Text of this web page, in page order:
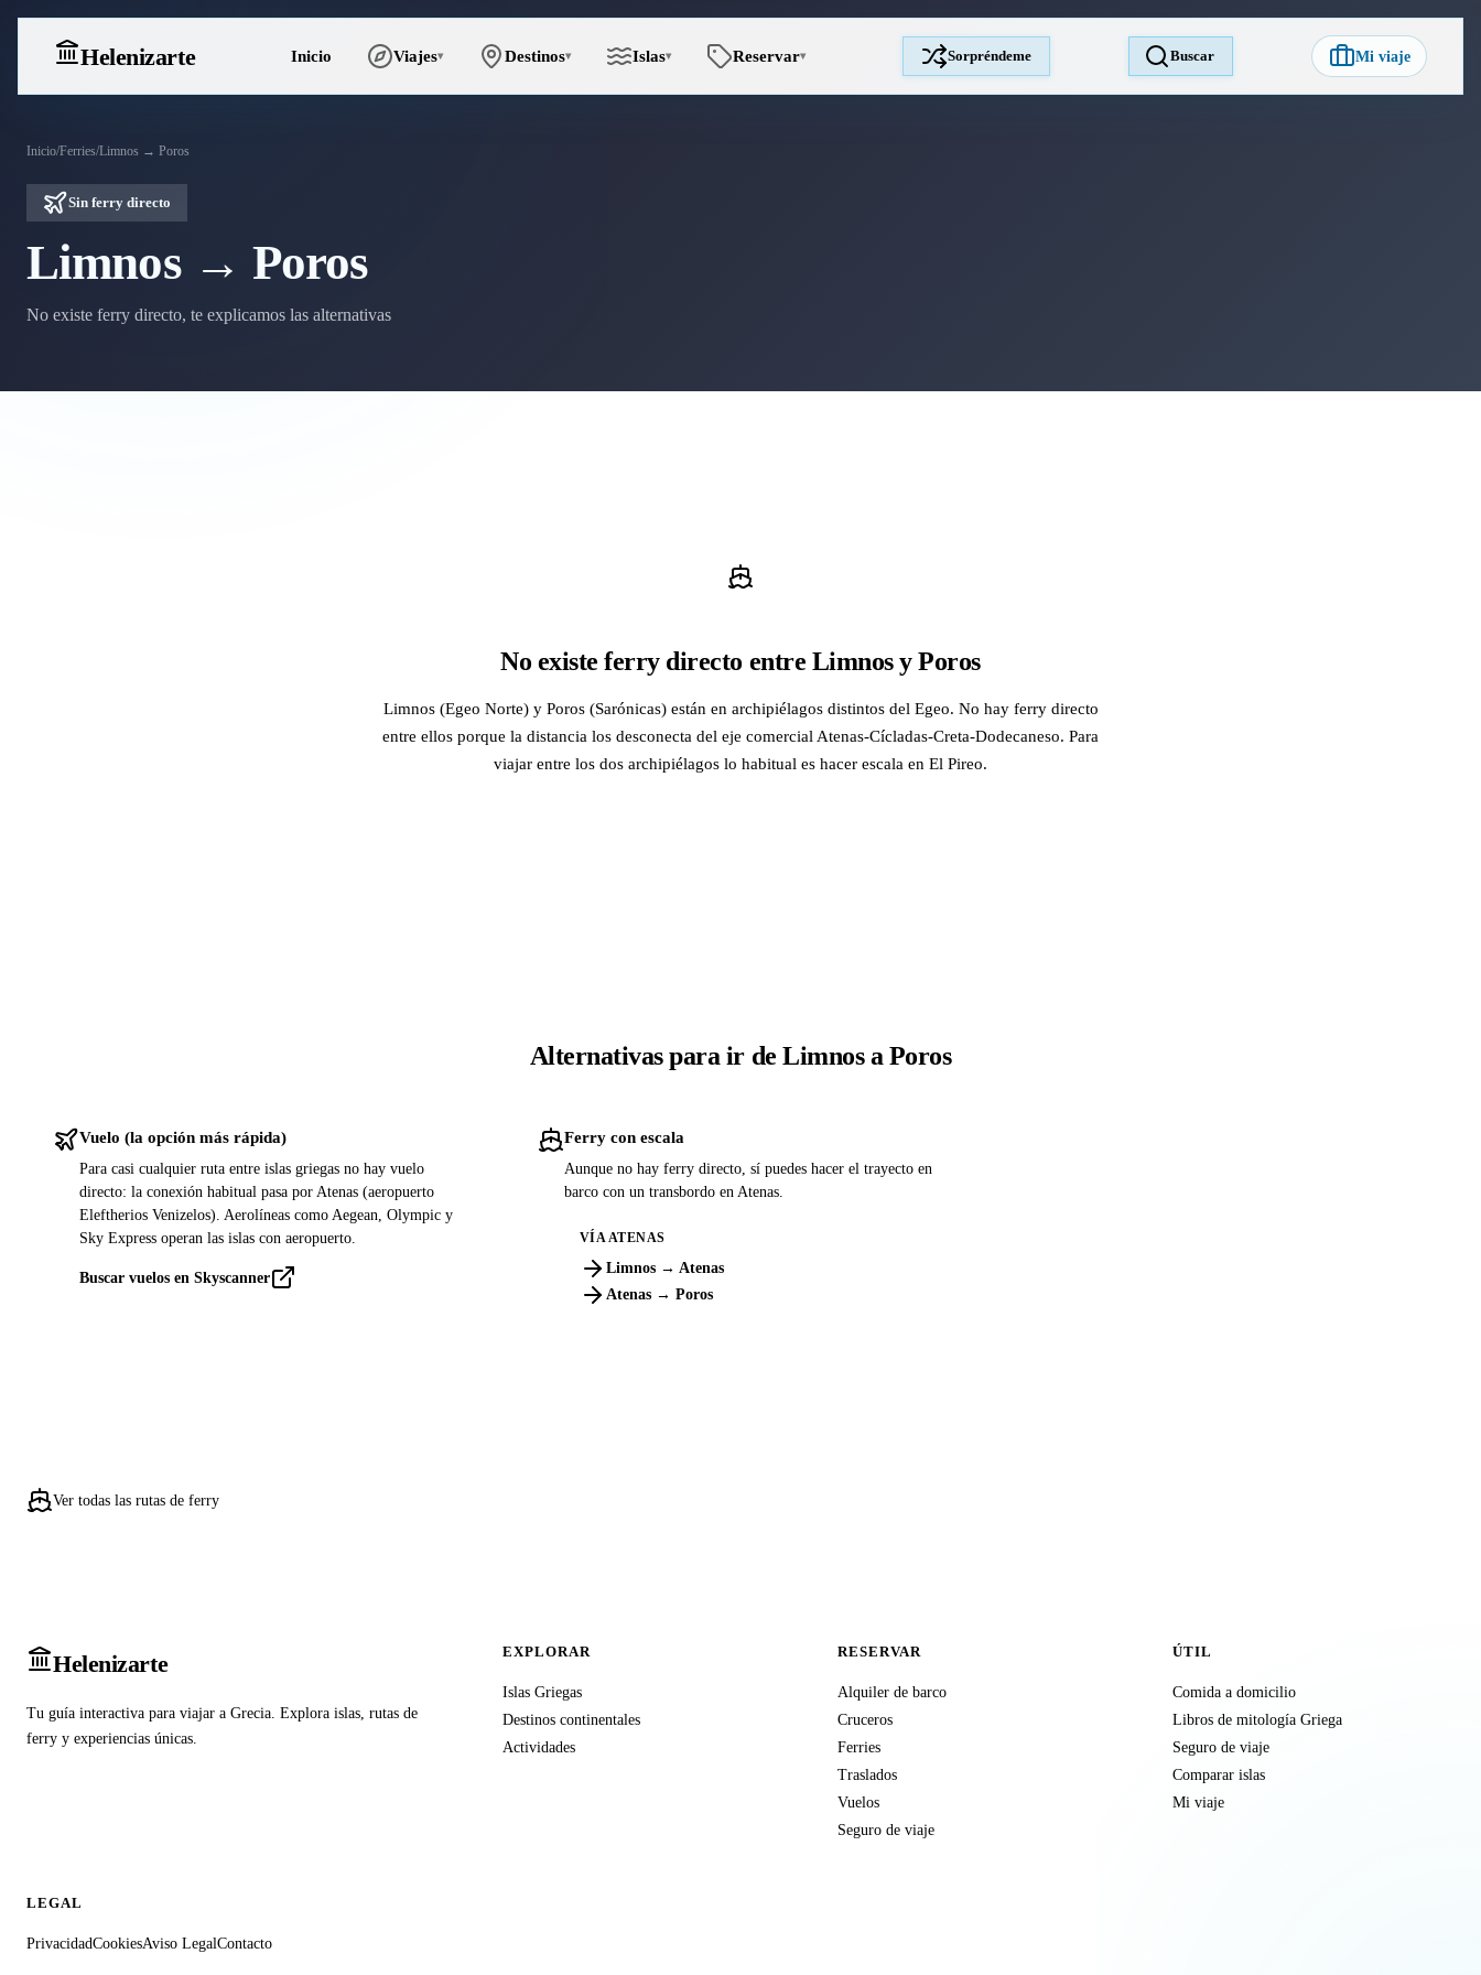
Helenizarte Inicio Viajes▾ Destinos▾ Islas▾ Reservar▾ Sorpréndeme Buscar Mi viaje
Inicio/Ferries/Limnos → Poros
Sin ferry directo
Limnos → Poros
No existe ferry directo, te explicamos las alternativas
No existe ferry directo entre Limnos y Poros
Limnos (Egeo Norte) y Poros (Sarónicas) están en archipiélagos distintos del Egeo. No hay ferry directo
entre ellos porque la distancia los desconecta del eje comercial Atenas-Cícladas-Creta-Dodecaneso. Para
viajar entre los dos archipiélagos lo habitual es hacer escala en El Pireo.
Alternativas para ir de Limnos a Poros
Vuelo (la opción más rápida)
Para casi cualquier ruta entre islas griegas no hay vuelo
directo: la conexión habitual pasa por Atenas (aeropuerto
Eleftherios Venizelos). Aerolíneas como Aegean, Olympic y
Sky Express operan las islas con aeropuerto.
Buscar vuelos en Skyscanner
Ferry con escala
Aunque no hay ferry directo, sí puedes hacer el trayecto en
barco con un transbordo en Atenas.
VÍA ATENAS
Limnos → Atenas
Atenas → Poros
Ver todas las rutas de ferry
Helenizarte
Tu guía interactiva para viajar a Grecia. Explora islas, rutas de
ferry y experiencias únicas.
EXPLORAR
Islas Griegas
Destinos continentales
Actividades
RESERVAR
Alquiler de barco
Cruceros
Ferries
Traslados
Vuelos
Seguro de viaje
ÚTIL
Comida a domicilio
Libros de mitología Griega
Seguro de viaje
Comparar islas
Mi viaje
LEGAL
PrivacidadCookiesAviso LegalContacto